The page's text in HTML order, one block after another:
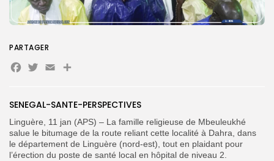
Search
for:
Search
Button
SENEGAL-SANTE-PERSPECTIVES
Linguère, 11 jan (APS) – La famille religieuse de Mbeuleukhé
salue le bitumage de la route reliant cette localité à Dahra, dans
le département de Linguère (nord-est), tout en plaidant pour
l’érection du poste de santé local en hôpital de niveau 2.
PARTAGER
Facebook
Twitter
EmailPartager